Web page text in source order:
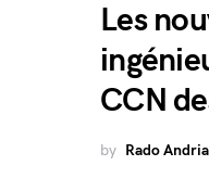
Les
CCN
by Rado